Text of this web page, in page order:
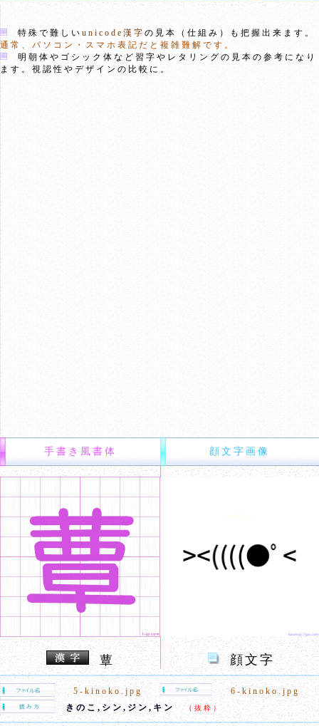
特殊で難しい unicode漢字 の見本（仕組み）も把握出来ます。
通常、パソコン・スマホ表記だと複雑難解です。
明朝体やゴシック体など習字やレタリングの見本の参考になり
ます。視認性やデザインの比較に。
手書き風書体 顔文字画像
蕈 顔文字
5-kinoko.jpg
6-kinoko.jpg
きのこ,シン,ジン,キン
（抜粋）